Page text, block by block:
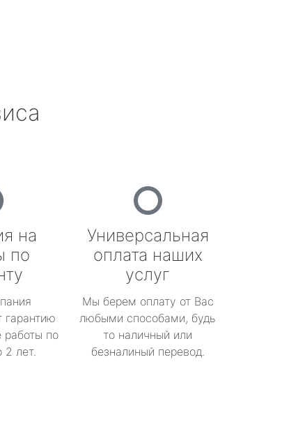
на
по
гарантию
работы по
2 лет.
Универсальная
оплата наших
услуг
Мы берем оплату от Вас
любыми способами, будь
то наличный или
безналиный перевод.